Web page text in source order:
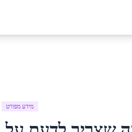
מידע מפורט